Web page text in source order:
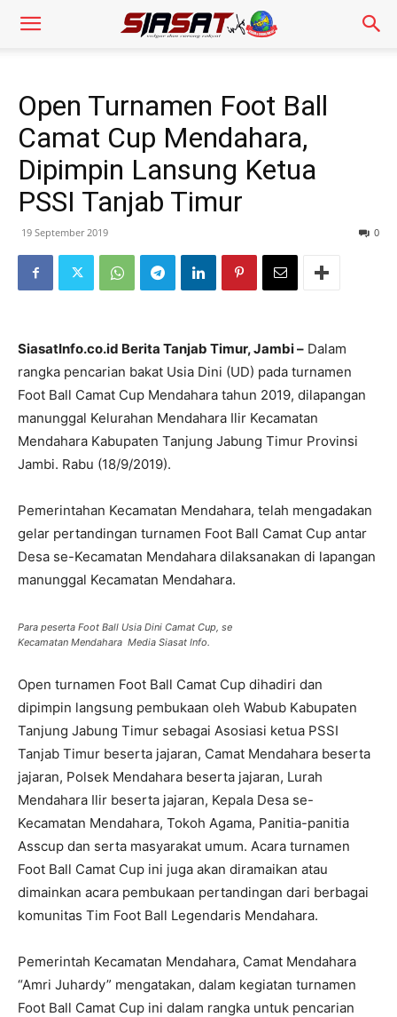
Open Turnamen Foot Ball
Camat Cup Mendahara,
Dipimpin Lansung Ketua
PSSI Tanjab Timur
19 September 2019 0
SiasatInfo.co.id Berita Tanjab Timur, Jambi – Dalam
rangka pencarian bakat Usia Dini (UD) pada turnamen
Foot Ball Camat Cup Mendahara tahun 2019, dilapangan
manunggal Kelurahan Mendahara Ilir Kecamatan
Mendahara Kabupaten Tanjung Jabung Timur Provinsi
Jambi. Rabu (18/9/2019).
Pemerintahan Kecamatan Mendahara, telah mengadakan
gelar pertandingan turnamen Foot Ball Camat Cup antar
Desa se-Kecamatan Mendahara dilaksanakan di lapangan
manunggal Kecamatan Mendahara.
Para peserta Foot Ball Usia Dini Camat Cup, se
Kecamatan Mendahara Media Siasat Info.
Open turnamen Foot Ball Camat Cup dihadiri dan
dipimpin langsung pembukaan oleh Wabub Kabupaten
Tanjung Jabung Timur sebagai Asosiasi ketua PSSI
Tanjab Timur beserta jajaran, Camat Mendahara beserta
jajaran, Polsek Mendahara beserta jajaran, Lurah
Mendahara Ilir beserta jajaran, Kepala Desa se-
Kecamatan Mendahara, Tokoh Agama, Panitia-panitia
Asscup dan serta masyarakat umum. Acara turnamen
Foot Ball Camat Cup ini juga akan diramaikan atau
dimainkan acara pembukaan pertandingan dari berbagai
komunitas Tim Foot Ball Legendaris Mendahara.
Pemerintah Kecamatan Mendahara, Camat Mendahara
“Amri Juhardy” mengatakan, dalam kegiatan turnamen
Foot Ball Camat Cup ini dalam rangka untuk pencarian